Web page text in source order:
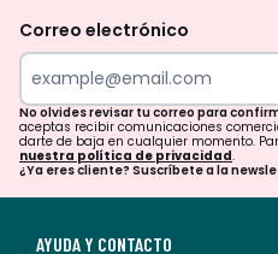
Correo electrónico
No olvides revisar tu correo para
aceptas recibir comunicaciones
darte de baja en cualquier momento.
nuestra política de privacidad.
¿Ya eres cliente? Suscríbete a la
AYUDA Y CONTACTO